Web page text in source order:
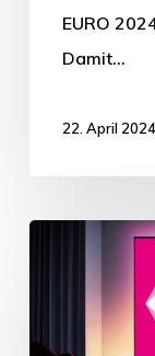
EURO
Damit…
22. April 2024